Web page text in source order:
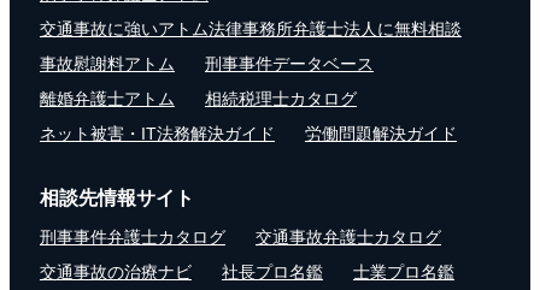
交通事故に強いアトム法律事務所弁護士法人に無料相談
事故慰謝料アトム
刑事事件データベース
離婚弁護士アトム
相続税理士カタログ
ネット被害・IT法務解決ガイド
労働問題解決ガイド
相談先情報サイト
刑事事件弁護士カタログ
交通事故弁護士カタログ
交通事故の治療ナビ
社長プロ名鑑
士業プロ名鑑